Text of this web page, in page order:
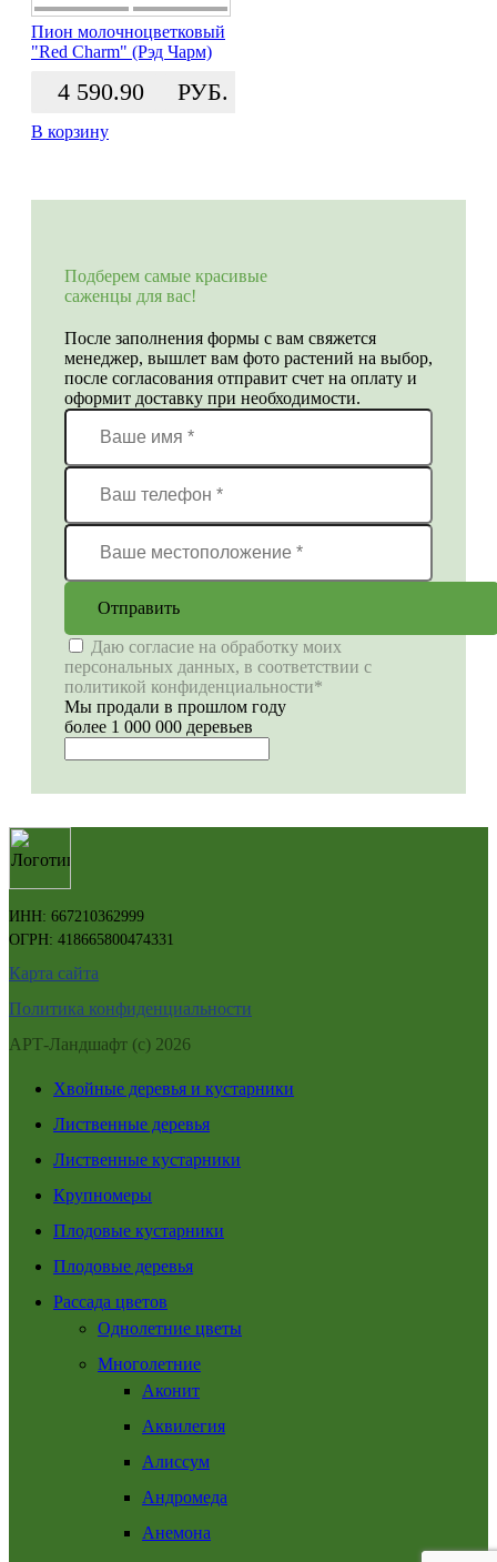
Пион молочноцветковый
"Red Charm" (Рэд Чарм)
4 590.90 РУБ.
В корзину
Подберем самые красивые
саженцы для вас!
После заполнения формы с вам свяжется
менеджер, вышлет вам фото растений на выбор,
после согласования отправит счет на оплату и
оформит доставку при необходимости.
Отправить
Даю согласие на обработку моих
персональных данных, в соответствии с
политикой конфиденциальности*
Мы продали в прошлом году
более 1 000 000 деревьев
ИНН: 667210362999
ОГРН: 418665800474331
Карта сайта
Политика конфиденциальности
АРТ-Ландшафт (с) 2026
Хвойные деревья и кустарники
Лиственные деревья
Лиственные кустарники
Крупномеры
Плодовые кустарники
Плодовые деревья
Рассада цветов
Однолетние цветы
Многолетние
Аконит
Аквилегия
Алиссум
Андромеда
Анемона